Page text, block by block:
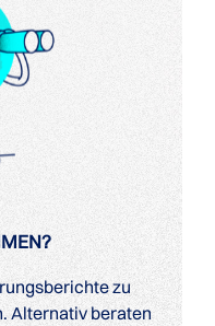
zu
Alternativ beraten